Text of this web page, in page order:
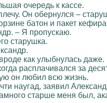
очередь к кассе.
Он обернулся –
батон и пакет
– Я пропускаю.
старушка.
как улыбнулась даже.
расплачивался за
он любил всю жизнь.
наугад, заявил
старше меня был,